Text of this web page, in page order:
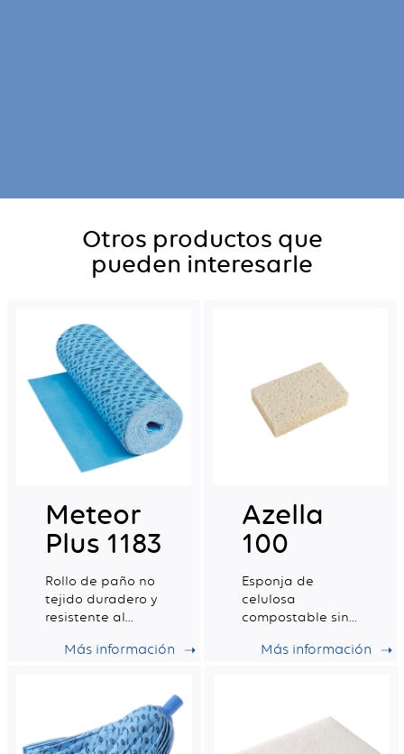
Otros productos que
pueden interesarle
Meteor
Plus 1183
Rollo de paño no
tejido duradero y
resistente al
Más información
Azella
100
Esponja de
celulosa
compostable sin
certificada para
Más información